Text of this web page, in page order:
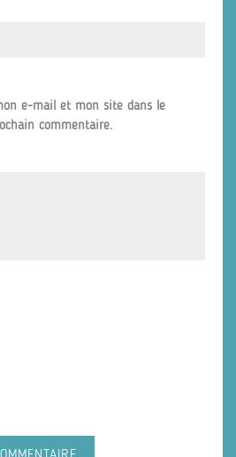
e-mail et mon site dans le
commentaire.